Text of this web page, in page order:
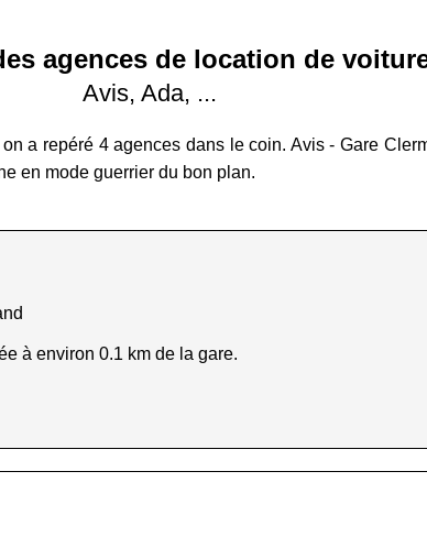
agences de location de
Avis, Ada, ...
a repéré 4 agences dans le coin. Avis - Gare
en mode guerrier du bon plan.
à environ 0.1 km de la gare.